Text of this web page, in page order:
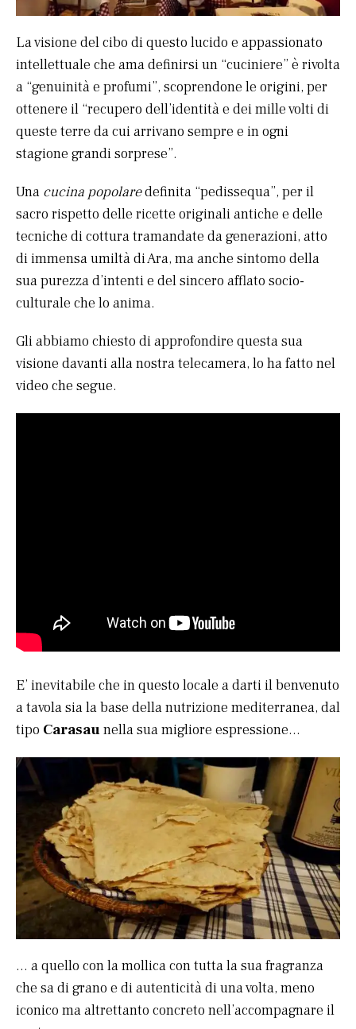
La visione del cibo di questo lucido e appassionato
intellettuale che ama definirsi un “cuciniere” è rivolta
a “genuinità e profumi”, scoprendone le origini, per
ottenere il “recupero dell’identità e dei mille volti di
queste terre da cui arrivano sempre e in ogni
stagione grandi sorprese”.
Una cucina popolaredefinita “pedissequa”, per il
sacro rispetto delle ricette originali antiche e delle
tecniche di cottura tramandate da generazioni, atto
di immensa umiltà di Ara, ma anche sintomo della
sua purezza d’intenti e del sincero afflato socio-
culturale che lo anima.
Gli abbiamo chiesto di approfondire questa sua
visione davanti alla nostra telecamera, lo ha fatto nel
video che segue.
E’ inevitabile che in questo locale a darti il benvenuto
a tavola sia la base della nutrizione mediterranea, dal
tipo Carasau nella sua migliore espressione…
… a quello con la mollica con tutta la sua fragranza
che sa di grano e di autenticità di una volta, meno
iconico ma altrettanto concreto nell’accompagnare il